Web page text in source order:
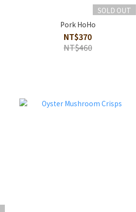
SOLD OUT
Pork HoHo
NT$370
NT$460